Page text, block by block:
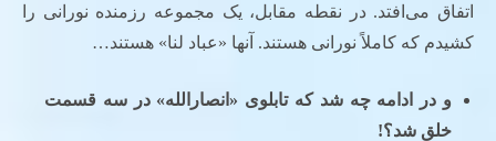
اتفاق می‌افتد. در نقطه مقابل، یک مجموعه رزمنده نورانی را
کشیدم که کاملاً نورانی هستند. آنها «عباد لنا» هستند…
و در ادامه چه شد که تابلوی «انصارالله» در سه قسمت
خلق شد؟!